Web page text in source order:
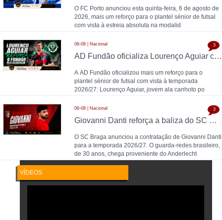
O FC Porto anunciou esta quinta-feira, 6 de agosto de
2026, mais um reforço para o plantel sénior de futsal
com vista à estreia absoluta na modalid
06-08 | Nacional
AD Fundão oficializa Lourenço Aguiar como reforço para 2026/27
A AD Fundão oficializou mais um reforço para o
plantel sénior de futsal com vista à temporada
2026/27: Lourenço Aguiar, jovem ala canhoto po
3
06-08 | Nacional
Giovanni Danti reforça a baliza do SC Braga
O SC Braga anunciou a contratação de Giovanni Danti
para a temporada 2026/27. O guarda-redes brasileiro,
de 30 anos, chega proveniente do Anderlecht
3
VÍDEOS